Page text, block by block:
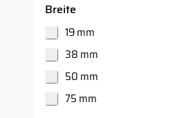
Breite
19 mm
38 mm
50 mm
75 mm